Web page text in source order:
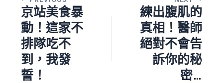
京站美食暴
動！這家不
排隊吃不
到，我發
誓！
練出腹肌的
真相！醫師
絕對不會告
訴你的秘
密…